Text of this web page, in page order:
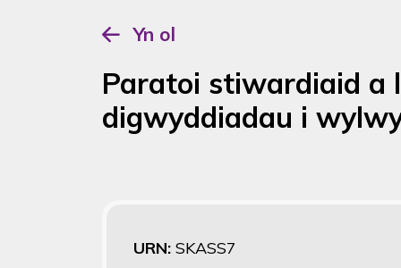
Yn ol
Paratoi stiwardiaid a
digwyddiadau i
URN: SKASS7